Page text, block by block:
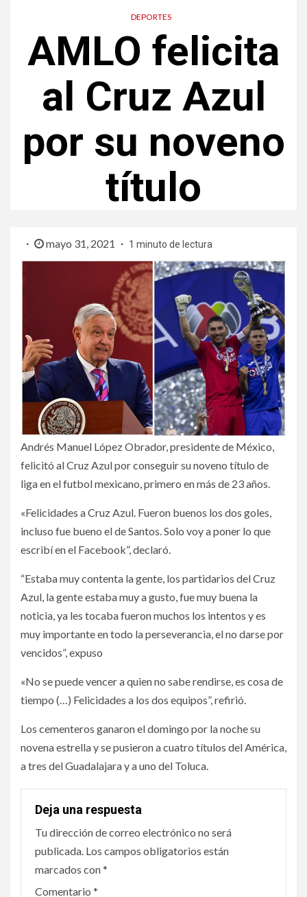
DEPORTES
AMLO felicita
al Cruz Azul
por su noveno
título
mayo 31, 2021 1 minuto de lectura
Andrés Manuel López Obrador, presidente de México,
felicitó al Cruz Azul por conseguir su noveno título de
liga en el futbol mexicano, primero en más de 23 años.
«Felicidades a Cruz Azul. Fueron buenos los dos goles,
incluso fue bueno el de Santos. Solo voy a poner lo que
escribí en el Facebook”, declaró.
“Estaba muy contenta la gente, los partidarios del Cruz
Azul, la gente estaba muy a gusto, fue muy buena la
noticia, ya les tocaba fueron muchos los intentos y es
muy importante en todo la perseverancia, el no darse por
vencidos”, expuso
«No se puede vencer a quien no sabe rendirse, es cosa de
tiempo (…) Felicidades a los dos equipos”, refirió.
Los cementeros ganaron el domingo por la noche su
novena estrella y se pusieron a cuatro títulos del América,
a tres del Guadalajara y a uno del Toluca.
Deja una respuesta
Tu dirección de correo electrónico no será
publicada. Los campos obligatorios están
marcados con*
Comentario *